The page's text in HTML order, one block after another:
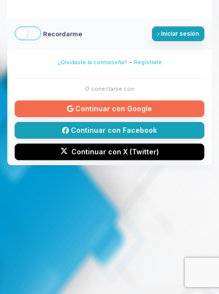
Recordarme Iniciar sesión
¿Olvidaste la contraseña? - Regístrate
O conectarse con
Continuar con Google
Continuar con Facebook
Continuar con X (Twitter)